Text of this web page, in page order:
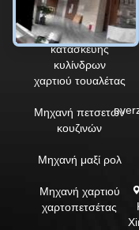
Μηχανή
κατασκευής
κυλίνδρων
χαρτιού τουαλέτας
Μηχανή πετσετών
κουζινών
Μηχανή μαξί ρολ
Μηχανή χαρτιού
χαρτοπετσέτας